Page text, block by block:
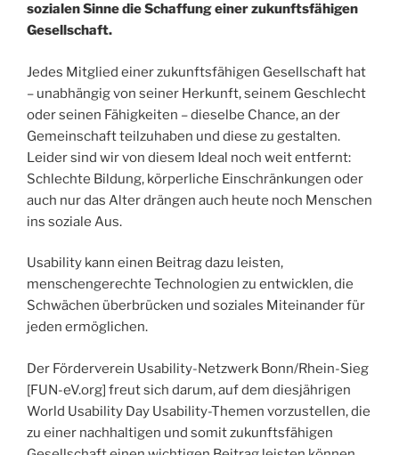
sozialen Sinne die Schaffung einer zukunftsfähigen
Gesellschaft.
Jedes Mitglied einer zukunftsfähigen Gesellschaft hat
– unabhängig von seiner Herkunft, seinem Geschlecht
oder seinen Fähigkeiten – dieselbe Chance, an der
Gemeinschaft teilzuhaben und diese zu gestalten.
Leider sind wir von diesem Ideal noch weit entfernt:
Schlechte Bildung, körperliche Einschränkungen oder
auch nur das Alter drängen auch heute noch Menschen
ins soziale Aus.
Usability kann einen Beitrag dazu leisten,
menschengerechte Technologien zu entwicklen, die
Schwächen überbrücken und soziales Miteinander für
jeden ermöglichen.
Der Förderverein Usability-Netzwerk Bonn/Rhein-Sieg
[FUN-eV.org] freut sich darum, auf dem diesjährigen
World Usability Day Usability-Themen vorzustellen, die
zu einer nachhaltigen und somit zukunftsfähigen